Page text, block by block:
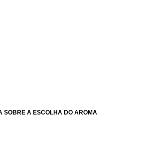
SOBRE A ESCOLHA DO AROMA